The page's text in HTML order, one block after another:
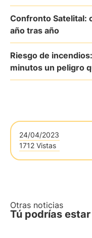
Confronto Satelital:
año tras año
Riesgo de
minutos un peligro
24/04/2023
1712 Vistas
Otras noticias
Tú podrías